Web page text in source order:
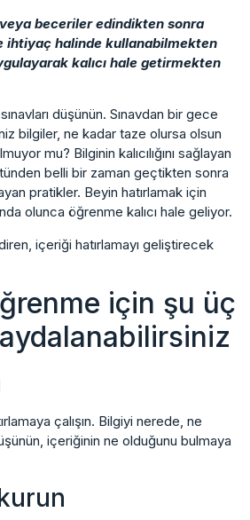
beceriler edindikten sonra
ihtiyaç halinde kullanabilmekten
kalıcı hale getirmekten
düşünün. Sınavdan bir gece
bilgiler, ne kadar taze olursa olsun
mu? Bilginin kalıcılığını sağlayan
belli bir zaman geçtikten sonra
pratikler. Beyin hatırlamak için
olunca öğrenme kalıcı hale geliyor.
içeriği hatırlamayı geliştirecek
için şu üç
çalışın. Bilgiyi nerede, ne
içeriğinin ne olduğunu bulmaya